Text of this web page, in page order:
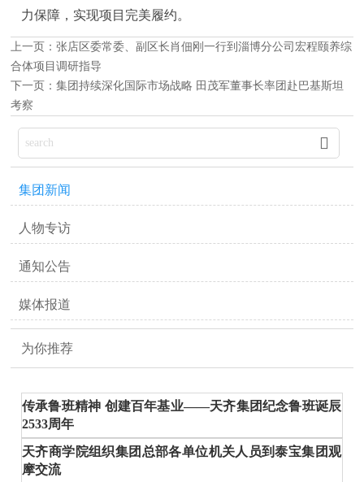
力保障，实现项目完美履约。
上一页：张店区委常委、副区长肖佃刚一行到淄博分公司宏程颐养综
合体项目调研指导
下一页：集团持续深化国际市场战略 田茂军董事长率团赴巴基斯坦
考察

集团新闻
人物专访
通知公告
媒体报道
为你推荐
传承鲁班精神 创建百年基业——天齐集团纪念鲁班诞辰
2533周年
天齐商学院组织集团总部各单位机关人员到泰宝集团观
摩交流